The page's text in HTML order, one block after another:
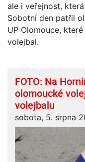
ale i veřejnost,
Sobotní den patřil
UP Olomouce,
volejbal.
FOTO: Na
olomoucké
volejbalu
sobota, 5. srpna